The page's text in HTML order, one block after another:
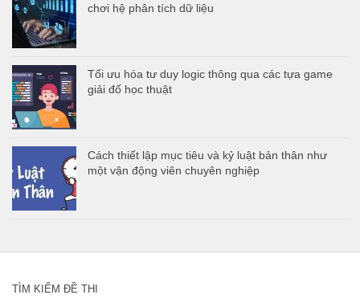
chơi hệ phân tích dữ liệu
Tối ưu hóa tư duy logic thông qua các tựa game
giải đố học thuật
Cách thiết lập mục tiêu và kỷ luật bản thân như
một vận động viên chuyên nghiệp
TÌM KIẾM ĐỀ THI